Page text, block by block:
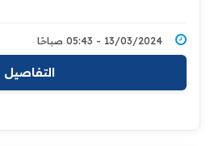
13/03/2024 - 05:43 صباحًا
التفاصيل